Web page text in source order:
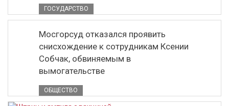
ГОСУДАРСТВО
Мосгорсуд отказался проявить
снисхождение к сотрудникам Ксении
Собчак, обвиняемым в
вымогательстве
ОБЩЕСТВО